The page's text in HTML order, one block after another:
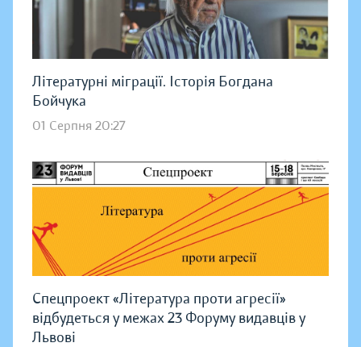
Літературні міграції. Історія Богдана
Бойчука
01 Серпня 20:27
Спецпроект «Література проти агресії»
відбудеться у межах 23 Форуму видавців у
Львові